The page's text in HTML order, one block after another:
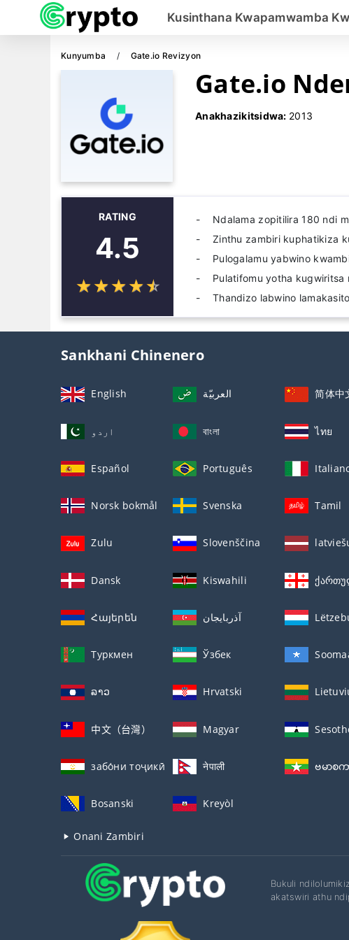
Kusinthana Kwapamwamba
Kunyumba Gate.io Revizyon
Gate.io
Anakhazikitsidwa: 2013
RATING
4.5
☆☆☆☆☆
★★★★★
Ndalama zopitilira 180 ndi
Zinthu zambiri kuphatikiza
Pulogalamu yabwino
Pulatifomu yotha kugwiritsa
Thandizo labwino
Sankhani Chinenero
English العربيّة 简体中
اردو বাংলা ไทย
Español Português
Norsk bokmål Svenska Tamil
Zulu Slovenščina
Dansk Kiswahili
Հայերեն آذربايجان
Туркмен Ўзбек
ລາວ Hrvatski
中文（台灣） Magyar
забо́ни тоҷикӣ́ नेपाली ဗမာစ
Bosanski Kreyòl
Onani Zambiri
Bukuli
akatswiri athu